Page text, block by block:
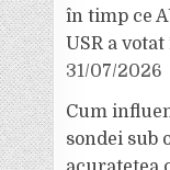
în timp ce
USR a
31/07/2026
Cum
sondei sub